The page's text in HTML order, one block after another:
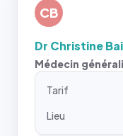
CB
Dr Christine
Médecin
Tarif
Lieu